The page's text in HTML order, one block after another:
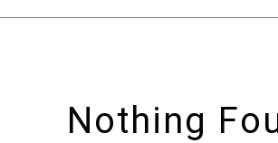
Nothing